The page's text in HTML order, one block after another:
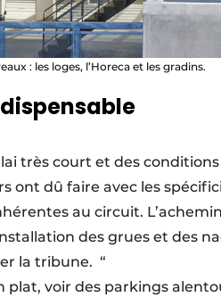
: les loges, l’Horeca et les gradins.
très court et des
ont dû faire avec les
au circuit.
des grues et des
la tribune. “
plat, voir des parkings